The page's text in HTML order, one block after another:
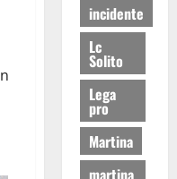
“Micologica
incidente
Lc
Solito
Lega
pro
Martina
martina